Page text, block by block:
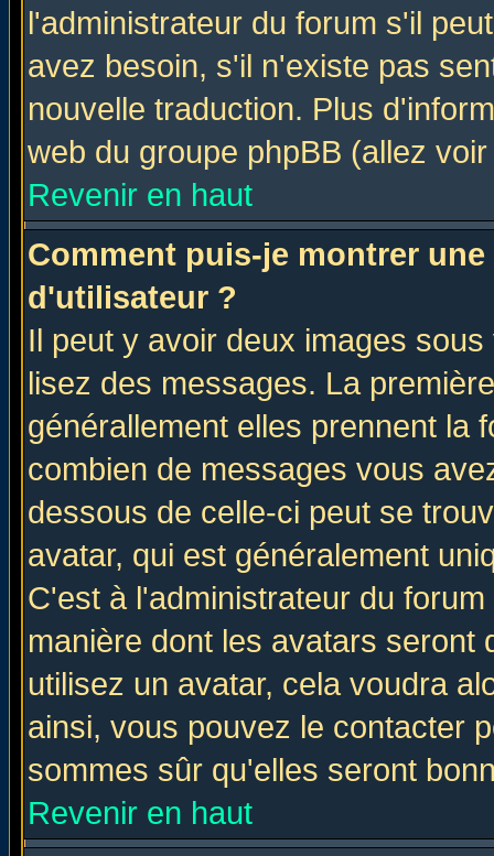
l'administrateur du forum s'il
avez besoin, s'il n'existe pas
nouvelle traduction. Plus
web du groupe phpBB (allez
Revenir en haut
Comment puis-je montrer
d'utilisateur ?
Il peut y avoir deux images
lisez des messages. La
générallement elles prennent la
combien de messages vous
dessous de celle-ci peut se
avatar, qui est généralement
C'est à l'administrateur du
manière dont les avatars seront
utilisez un avatar, cela voudra
ainsi, vous pouvez le contacter
sommes sûr qu'elles seront
Revenir en haut